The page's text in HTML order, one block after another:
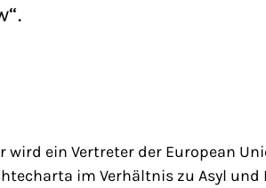
wird ein Vertreter der European
im Verhältnis zu Asyl